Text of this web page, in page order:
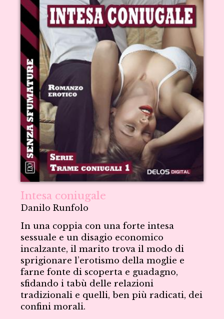
Intesa coniugale
Danilo Runfolo
In una coppia con una forte intesa
sessuale e un disagio economico
incalzante, il marito trova il modo di
sprigionare l’erotismo della moglie e
farne fonte di scoperta e guadagno,
sfidando i tabù delle relazioni
tradizionali e quelli, ben più radicati, dei
confini morali.